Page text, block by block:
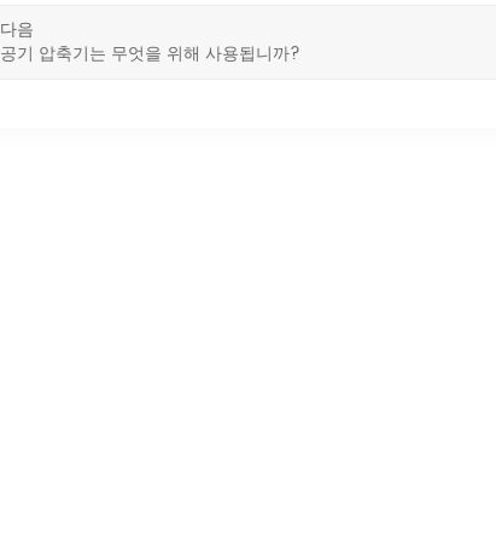
다음
공기 압축기는 무엇을 위해 사용됩니까?